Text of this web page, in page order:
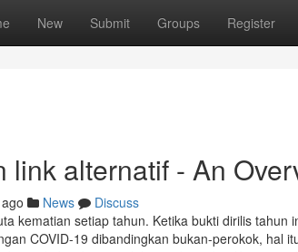
New Submit Groups Register
link alternatif - An
News
Discuss
kematian setiap tahun. Ketika bukti dirilis
COVID-19 dibandingkan bukan-perokok, hal